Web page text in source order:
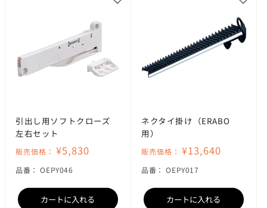
引出し用ソフトクローズ
左右セット
販売価格： ¥5,830
品番：SKU:
OEPY046
カートに入れる
ネクタイ掛け（ERABO
用）
販売価格： ¥13,640
品番：SKU:
OEPY017
カートに入れる